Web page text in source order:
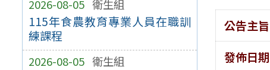
2026-08-05 衛生組
115年食農教育專業人員在職訓
練課程
2026-08-05 衛生組
公告主旨
發佈日期